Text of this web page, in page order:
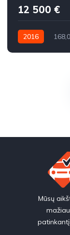
12 500 €
2016
Mūsų